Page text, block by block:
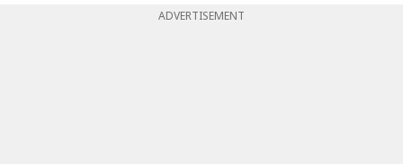
ADVERTISEMENT